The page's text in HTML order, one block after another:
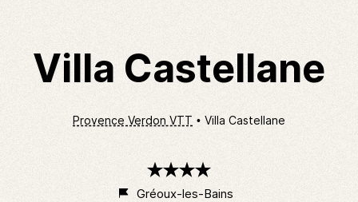
Villa Castellane
Provence Verdon VTT Villa Castellane
étoiles
Gréoux-les-Bains